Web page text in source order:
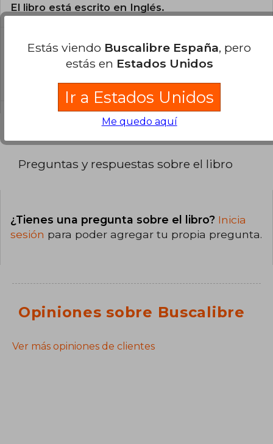
El libro está escrito en Inglés.
¿Cuál es la encuadernación de este libro?
La encuadernación de esta edición es Tapa
Preguntas y respuestas sobre el libro
¿Tienes una pregunta sobre el libro? Inicia
sesión para poder agregar tu propia pregunta.
Opiniones sobre Buscalibre
Ver más opiniones de clientes
Estás viendo Buscalibre España, pero
estás en Estados Unidos
Ir a Estados Unidos
Me quedo aquí